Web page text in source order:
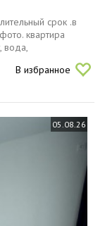
срок .в
квартира
вода,
В избранное
05.08.26